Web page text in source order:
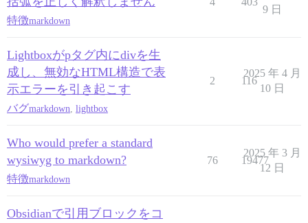
特徴markdown
9 日
Lightboxがpタグ内にdivを生
成し、無効なHTML構造で表
示エラーを引き起こす
バグmarkdown lightbox
2 116
2025 年 4 月
10 日
Who would prefer a standard
wysiwyg to markdown?
特徴markdown
76 19477
2025 年 3 月
12 日
Obsidianで引用ブロックをコ